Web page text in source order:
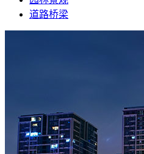
道路桥梁